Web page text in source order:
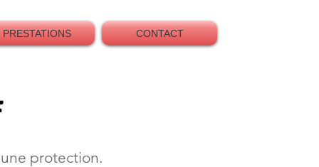
PRESTATIONS CONTACT
protection.